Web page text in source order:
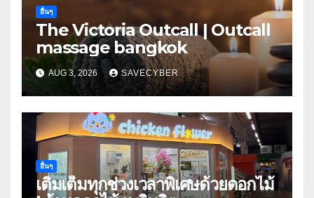
อื่นๆ
The Victoria Outcall | Outcall
massage bangkok
AUG 3, 2026 SAVECYBER
อื่นๆ
เติมเต็มทุกช่วงเวลาพิเศษด้วยดอกไม้